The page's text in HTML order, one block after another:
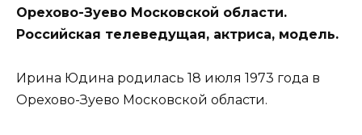
Орехово-Зуево Московской области.
Российская телеведущая, актриса, модель.
Ирина Юдина родилась 18 июля 1973 года в
Орехово-Зуево Московской области.